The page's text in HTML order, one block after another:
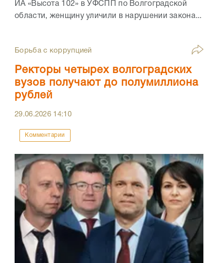
ИА «Высота 102» в УФСПП по Волгоградской
области, женщину уличили в нарушении закона...
Борьба с коррупцией
Ректоры четырех волгоградских
вузов получают до полумиллиона
рублей
29.06.2026 14:10
Комментарии